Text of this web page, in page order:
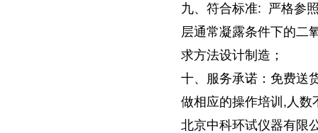
九、符合标准: 严格参
层通常凝露条件下的二
求方法设计制造；
十、服务承诺：免费送
做相应的操作培训,人数
北京中科环试仪器有限